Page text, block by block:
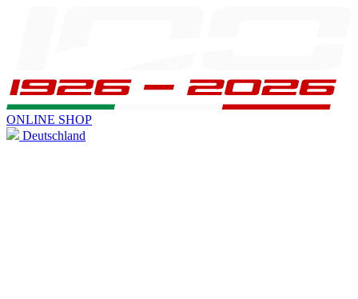
ONLINE SHOP
Deutschland